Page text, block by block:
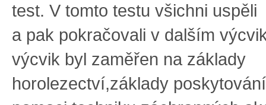
test. V tomto testu všichni uspěli
a pak pokračovali v dalším
výcvik byl zaměřen na základy
horolezectví,základy